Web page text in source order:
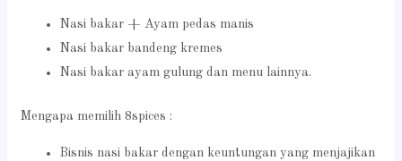
Nasi bakar + Ayam pedas manis
Nasi bakar bandeng kremes
Nasi bakar ayam gulung dan menu lainnya.
Mengapa memilih 8spices :
Bisnis nasi bakar dengan keuntungan yang menjajikan